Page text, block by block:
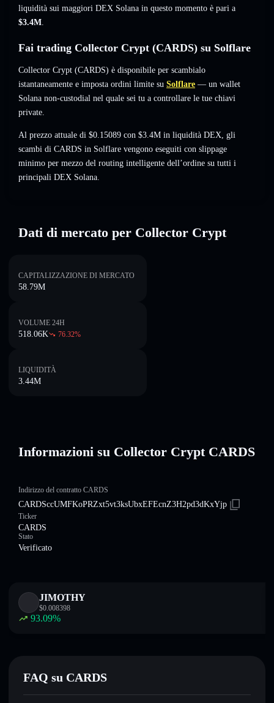
liquidità sui maggiori DEX Solana in questo momento è pari a
$3.4M.
Fai trading Collector Crypt (CARDS) su Solflare
Collector Crypt (CARDS) è disponibile per scambialo
istantaneamente e imposta ordini limite su Solflare — un wallet
Solana non-custodial nel quale sei tu a controllare le tue chiavi
private.
Al prezzo attuale di $0.15089 con $3.4M in liquidità DEX, gli
scambi di CARDS in Solflare vengono eseguiti con slippage
minimo per mezzo del routing intelligente dell’ordine su tutti i
principali DEX Solana.
Dati di mercato per Collector Crypt
CAPITALIZZAZIONE DI MERCATO
58.79M
VOLUME 24H
518.06K 76.32%
LIQUIDITÀ
3.44M
Informazioni su Collector Crypt CARDS
Indirizzo del contratto CARDS
CARDSccUMFKoPRZxt5vt3ksUbxEFEcnZ3H2pd3dKxYjp
Ticker
CARDS
Stato
Verificato
JIMOTHY
$0.008398
93.09%
FAQ su CARDS